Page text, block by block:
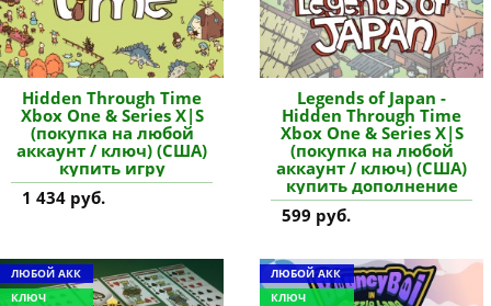
Hidden Through Time
Xbox One & Series X|S
(покупка на любой
аккаунт / ключ) (США)
купить игру
1 434 руб.
Legends of Japan -
Hidden Through Time
Xbox One & Series X|S
(покупка на любой
аккаунт / ключ) (США)
купить дополнение
599 руб.
ЛЮБОЙ АКК
КЛЮЧ
ЛЮБОЙ АКК
КЛЮЧ